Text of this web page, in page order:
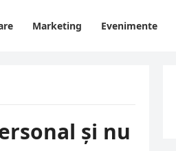
Marketing Evenimente
și nu